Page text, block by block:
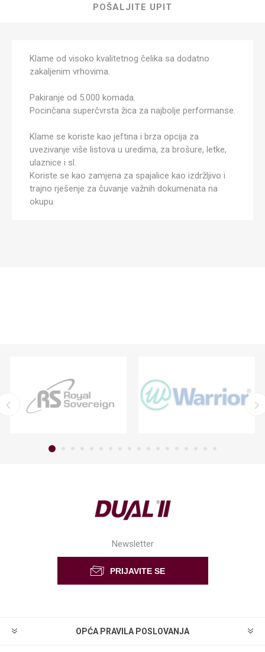
POŠALJITE UPIT
Klame od visoko kvalitetnog čelika sa dodatno
zakaljenim vrhovima.
Pakiranje od 5.000 komada.
Pocinčana superčvrsta žica za najbolje performanse.
Klame se koriste kao jeftina i brza opcija za
uvezivanje više listova u uredima, za brošure, letke,
ulaznice i sl.
Koriste se kao zamjena za spajalice kao izdržljivo i
trajno rješenje za čuvanje važnih dokumenata na
okupu.
Newsletter
OPĆA PRAVILA POSLOVANJA